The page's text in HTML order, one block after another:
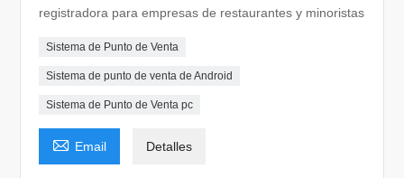
registradora para empresas de restaurantes y minoristas
Sistema de Punto de Venta
Sistema de punto de venta de Android
Sistema de Punto de Venta pc
 Email Detalles